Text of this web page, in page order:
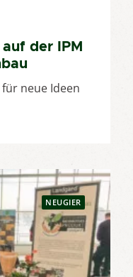
der IPM
neue Ideen
NEUGIER